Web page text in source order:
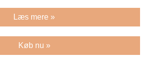
Læs mere »
Køb nu »